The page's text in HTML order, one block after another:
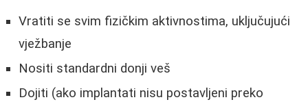
Vratiti se svim fizičkim aktivnostima, uključujući
vježbanje
Nositi standardni donji veš
Dojiti (ako implantati nisu postavljeni preko